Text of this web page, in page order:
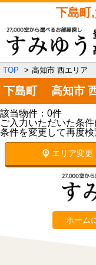
下島町
TOP 高知市 西エリア
下島町 高知市
該当物件：0件
ご入力いただいた条
条件を変更して再度検
エリア変更
ホーム